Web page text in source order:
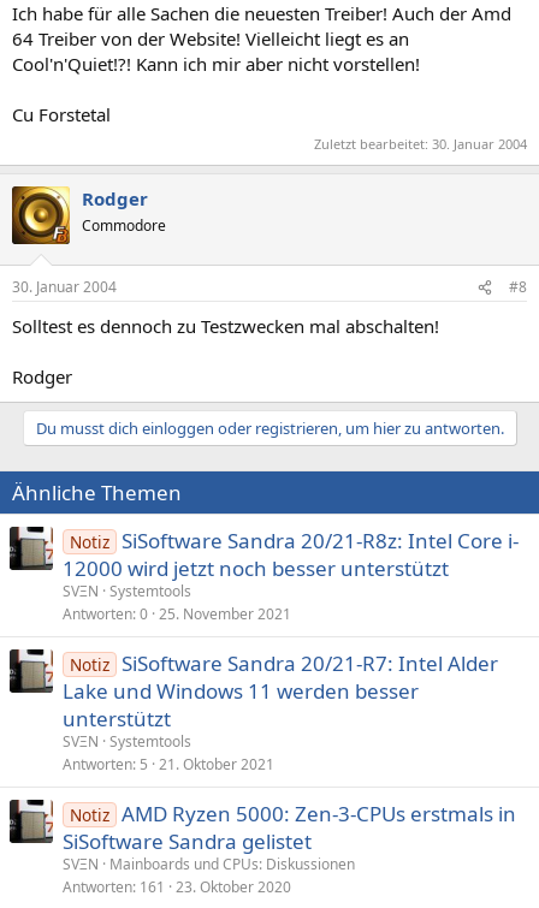
Die Ergebnisse von Forstetal können aber garnicht sein! Bis auf die
Tatsache, das der Barton kein SSE2 hat, sind die Ergebnisse mehr als
mein System ein 3200+ Rating hat, sollte der 3000+ A64 nicht so
meinen Kauf für mich, das der A64 im moment einfach keinen Kauf
momentan schon die volle Leistung der Prozessoren abgerufen
wird.
Apropos Leistung; gibt´s da nicht so einen Treiber für die A64
Familie speziell von AMD auf deren Webseite? Könnte der etwas mit
diesen Differenzen zu tun haben?
Ich habe für alle Sachen die neuesten Treiber! Auch der Amd
64 Treiber von der Website! Vielleicht liegt es an
Cool'n'Quiet!?! Kann ich mir aber nicht vorstellen!
Cu Forstetal
Zuletzt bearbeitet: 30. Januar 2004
Rodger
Commodore
30. Januar 2004 #8
Solltest es dennoch zu Testzwecken mal abschalten!
Rodger
Du musst dich einloggen oder registrieren, um hier zu antworten.
Ähnliche Themen
Notiz SiSoftware Sandra 20/21-R8z: Intel Core i-
12000 wird jetzt noch besser unterstützt
SVΞN Systemtools
Antworten 0 25. November 2021
Notiz SiSoftware Sandra 20/21-R7: Intel Alder
Lake und Windows 11 werden besser
unterstützt
SVΞN Systemtools
Antworten 5 21. Oktober 2021
Notiz AMD Ryzen 5000: Zen-3-CPUs erstmals in
SiSoftware Sandra gelistet
SVΞN
Mainboards und CPUs: Diskussionen
Antworten 161 23. Oktober 2020